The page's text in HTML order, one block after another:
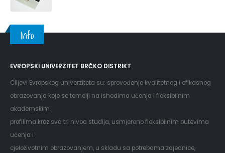
Info
EVROPSKI UNIVERZITET BRČKO DISTRIKT
Ciljevi Evropskog univerziteta su: sprovođenje kvalitetnog i efikasnog
obrazovanja koje se temelji na ishodima učenja i fleksibilnim
akademskim
profilima kroz sva tri nivoa studija, usmjereno fleksibilnim putevima
učenja i
cjeloživotnim obrazovanjem, u skladu sa potrebama zajednice,